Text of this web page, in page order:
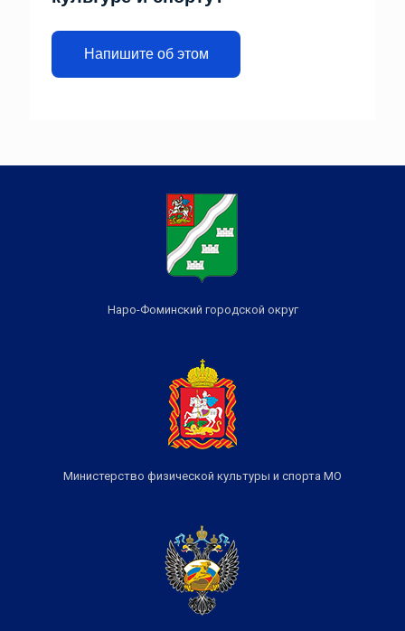
Напишите об этом
Наро-Фоминский городской округ
Министерство физической культуры и спорта МО